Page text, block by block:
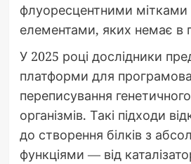
флуоресцентними мітками
елементами, яких немає в
У 2025 році дослідники
платформи для
переписування
організмів. Такі підходи
до створення білків з
функціями — від